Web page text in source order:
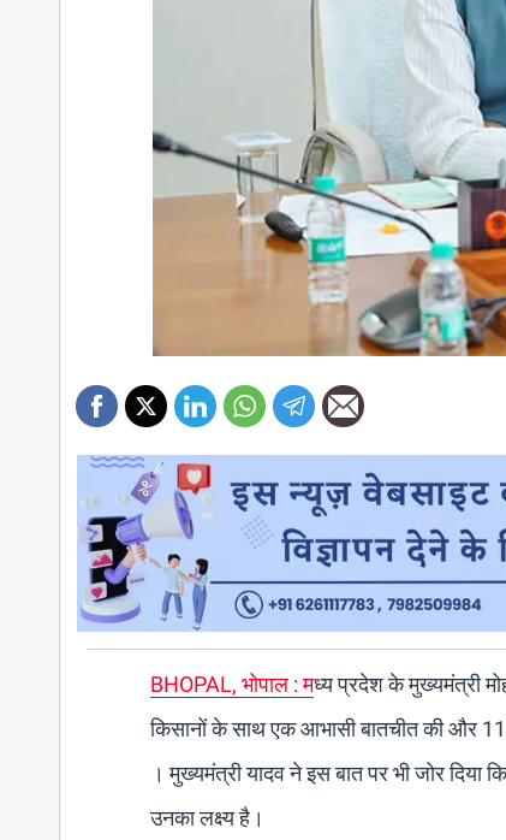
BHOPAL, भोपाल : मध्य प्रदेश के मुख्यमंत्री
किसानों के साथ एक आभासी बातचीत की और
। मुख्यमंत्री यादव ने इस बात पर भी जोर
उनका लक्ष्य है।